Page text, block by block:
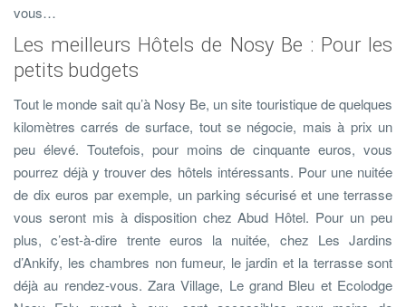
vous…
Les meilleurs Hôtels de Nosy Be : Pour les
petits budgets
Tout le monde sait qu’à Nosy Be, un site touristique de quelques
kilomètres carrés de surface, tout se négocie, mais à prix un
peu élevé. Toutefois, pour moins de cinquante euros, vous
pourrez déjà y trouver des hôtels intéressants. Pour une nuitée
de dix euros par exemple, un parking sécurisé et une terrasse
vous seront mis à disposition chez Abud Hôtel. Pour un peu
plus, c’est-à-dire trente euros la nuitée, chez Les Jardins
d’Ankify, les chambres non fumeur, le jardin et la terrasse sont
déjà au rendez-vous. Zara Village, Le grand Bleu et Ecolodge